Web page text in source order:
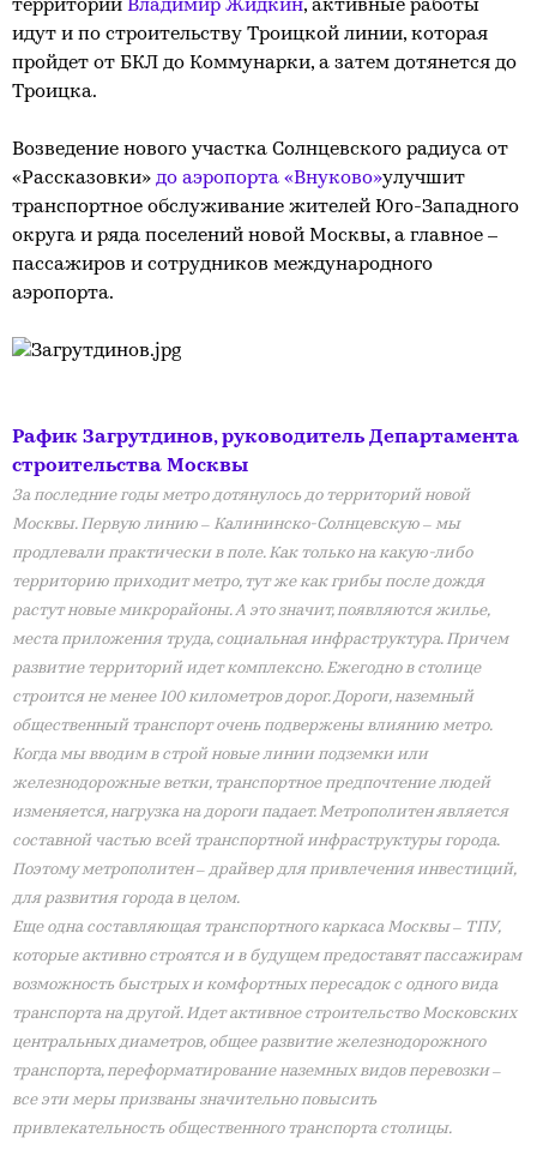
территорий Владимир Жидкин, активные работы
идут и по строительству Троицкой линии, которая
пройдет от БКЛ до Коммунарки, а затем дотянется до
Троицка.
Возведение нового участка Солнцевского радиуса от
«Рассказовки» до аэропорта «Внуково»улучшит
транспортное обслуживание жителей Юго-Западного
округа и ряда поселений новой Москвы, а главное –
пассажиров и сотрудников международного
аэропорта.
Рафик Загрутдинов, руководитель Департамента
строительства Москвы
За последние годы метро дотянулось до территорий новой
Москвы. Первую линию – Калининско-Солнцевскую – мы
продлевали практически в поле. Как только на какую-либо
территорию приходит метро, тут же как грибы после дождя
растут новые микрорайоны. А это значит, появляются жилье,
места приложения труда, социальная инфраструктура. Причем
развитие территорий идет комплексно. Ежегодно в столице
строится не менее 100 километров дорог. Дороги, наземный
общественный транспорт очень подвержены влиянию метро.
Когда мы вводим в строй новые линии подземки или
железнодорожные ветки, транспортное предпочтение людей
изменяется, нагрузка на дороги падает. Метрополитен является
составной частью всей транспортной инфраструктуры города.
Поэтому метрополитен – драйвер для привлечения инвестиций,
для развития города в целом.
Еще одна составляющая транспортного каркаса Москвы – ТПУ,
которые активно строятся и в будущем предоставят пассажирам
возможность быстрых и комфортных пересадок с одного вида
транспорта на другой. Идет активное строительство Московских
центральных диаметров, общее развитие железнодорожного
транспорта, переформатирование наземных видов перевозки –
все эти меры призваны значительно повысить
привлекательность общественного транспорта столицы.